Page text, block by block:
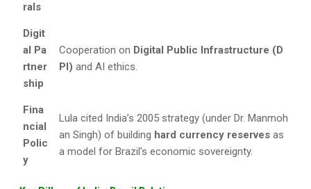
rals
Digit
al Pa
rtner
ship
Cooperation on Digital Public Infrastructure (D
PI) and AI ethics.
Fina
ncial
Polic
y
Lula cited India’s 2005 strategy (under Dr. Manmoh
an Singh) of building hard currency reservesas
a model for Brazil’s economic sovereignty.